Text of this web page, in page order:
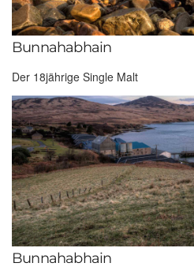
Bunnahabhain
Der 18jährige Single Malt
Bunnahabhain